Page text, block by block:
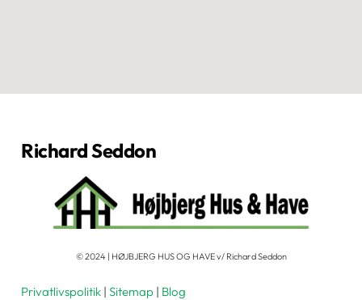
Richard Seddon
© 2024 | HØJBJERG HUS OG HAVE v/ Richard Seddon
Privatlivspolitik | Sitemap | Blog